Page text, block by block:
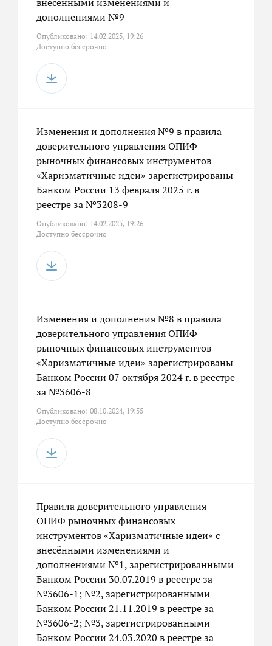
внесёнными изменениями и
дополнениями №9
Опубликовано: 14.02.2025, 19:26
Доступно бессрочно
Изменения и дополнения №9 в правила
доверительного управления ОПИФ
рыночных финансовых инструментов
«Харизматичные идеи» зарегистрированы
Банком России 13 февраля 2025 г. в
реестре за №3208-9
Опубликовано: 14.02.2025, 19:26
Доступно бессрочно
Изменения и дополнения №8 в правила
доверительного управления ОПИФ
рыночных финансовых инструментов
«Харизматичные идеи» зарегистрированы
Банком России 07 октября 2024 г. в реестре
за №3606-8
Опубликовано: 08.10.2024, 19:55
Доступно бессрочно
Правила доверительного управления
ОПИФ рыночных финансовых
инструментов «Харизматичные идеи» с
внесёнными изменениями и
дополнениями №1, зарегистрированными
Банком России 30.07.2019 в реестре за
№3606-1; №2, зарегистрированными
Банком России 21.11.2019 в реестре за
№3606-2; №3, зарегистрированными
Банком России 24.03.2020 в реестре за